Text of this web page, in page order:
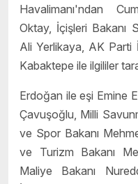
Havalimanı'ndan
Oktay, İçişleri Bakanı
Ali Yerlikaya, AK Parti
Kabaktepe ile ilgililer
Erdoğan ile eşi Emine
Çavuşoğlu, Milli
ve Spor Bakanı
ve Turizm Bakanı
Maliye Bakanı